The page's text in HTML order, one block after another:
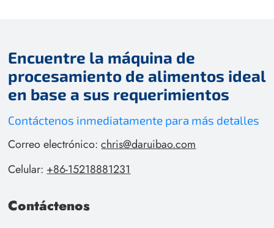
Encuentre la máquina de
procesamiento de alimentos ideal
en base a sus requerimientos
Contáctenos inmediatamente para más detalles
Correo electrónico:chris@daruibao.com
Celular: +86-15218881231
Contáctenos